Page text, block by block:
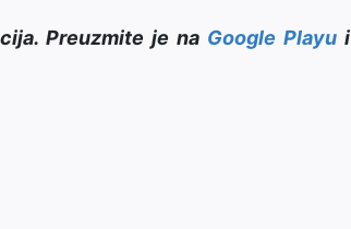
Preuzmite je na Google Playui